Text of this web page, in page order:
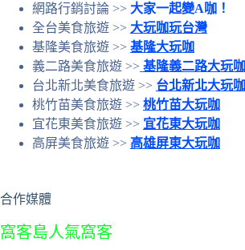
網路行銷討論 >> 大家一起變A咖！
全台美食旅遊 >> 大玩咖玩台灣
基隆美食旅遊 >> 基隆大玩咖
義二路美食旅遊 >> 基隆義二路大玩咖
台北新北美食旅遊 >> 台北新北大玩咖
桃竹苗美食旅遊 >> 桃竹苗大玩咖
宜花東美食旅遊 >> 宜花東大玩咖
高屏美食旅遊 >> 高雄屏東大玩咖
合作媒體
窩客島人氣窩客